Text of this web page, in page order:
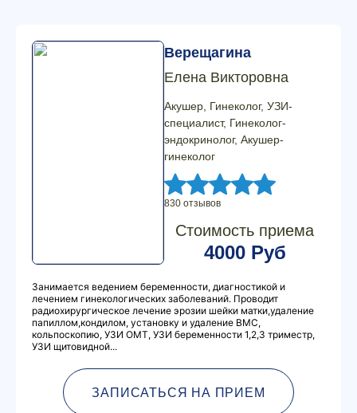
Верещагина
Елена Викторовна
Акушер, Гинеколог, УЗИ-
специалист, Гинеколог-
эндокринолог, Акушер-
гинеколог
830 отзывов
Стоимость приема
4000 Руб
Занимается ведением беременности, диагностикой и
лечением гинекологических заболеваний. Проводит
радиохирургическое лечение эрозии шейки матки,удаление
папиллом,кондилом, установку и удаление ВМС,
кольпоскопию, УЗИ ОМТ, УЗИ беременности 1,2,3 триместр,
УЗИ щитовидной...
ЗАПИСАТЬСЯ НА ПРИЕМ